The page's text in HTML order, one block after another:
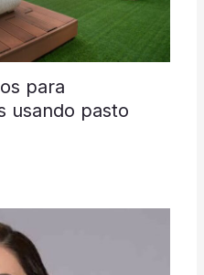
para
usando pasto